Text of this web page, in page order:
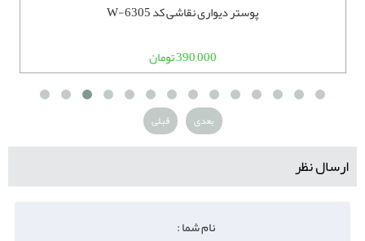
پوستر دیواری نقاشی کد W-6305
390,000 تومان
قبلی بعدی
ارسال نظر
نام شما :